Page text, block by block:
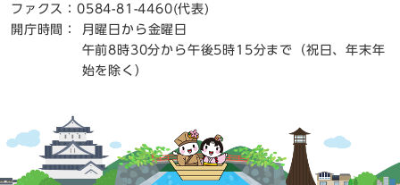
ファクス：0584-81-4460(代表)
開庁時間：
月曜日から金曜日
午前8時30分から午後5時15分まで（祝日、年末年
始を除く）